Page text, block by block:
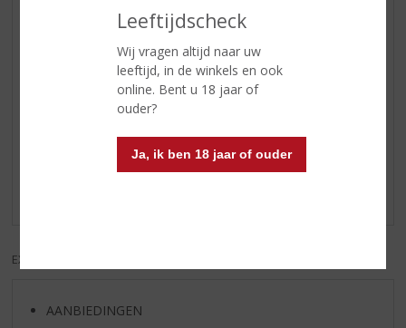
Leeftijdscheck
Wij vragen altijd naar uw
leeftijd, in de winkels en ook
online. Bent u 18 jaar of
ouder?
Ja, ik ben 18 jaar of ouder
dé perfecte begeleider van
geroosterd lamsvlees, gegrilde
steak, wild en groente risotto
Reviews
Schrijf een review
EXCL. BTW
AANBIEDINGEN